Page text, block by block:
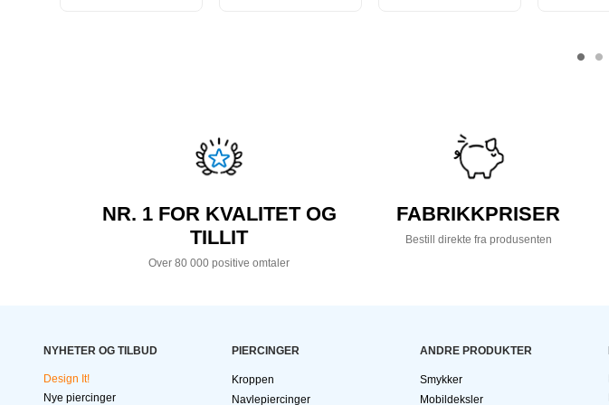
NR. 1 FOR KVALITET OG
TILLIT
Over 80 000 positive omtaler
FABRIKKPRISER
Bestill direkte fra produsenten
NYHETER OG TILBUD
Design It!
Nye piercinger
PIERCINGER
Kroppen
Navlepiercinger
ANDRE PRODUKTER
Smykker
Mobildeksler